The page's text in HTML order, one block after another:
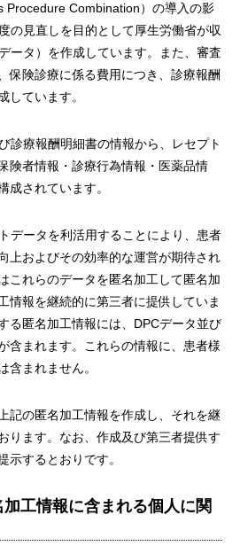
Procedure Combination）の導入の影
の見直しを目的として厚生労働省が収
ータ）を作成しています。また、審査
保険診療に係る費用につき、診療報酬
しています。
診療報酬明細書の情報から、レセプト
険者情報・診療行為情報・医薬品情
成されています。
データを利活用することにより、患者
上およびその効率的な運営が期待され
これらのデータを匿名加工して匿名加
情報を継続的に第三者に提供していま
る匿名加工情報には、DPCデータ並び
含まれます。これらの情報に、患者様
含まれません。
記の匿名加工情報を作成し、それを継
ります。なお、作成及び第三者提供す
示するとおりです。
工情報に含まれる個人に関